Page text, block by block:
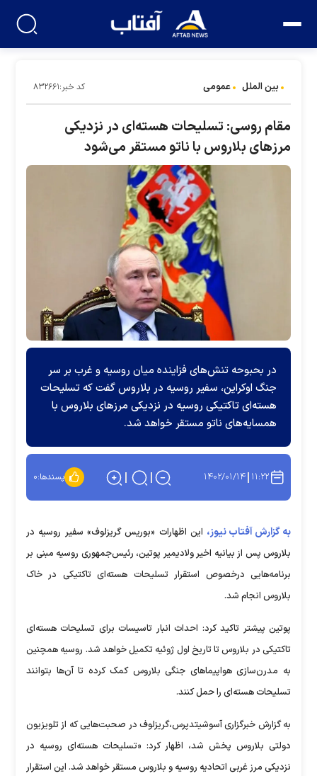
بین الملل عمومی کد خبر:۸۳۲۶۶۱
مقام روسی: تسلیحات هسته‌ای در نزدیکی
مرز‌های بلاروس با ناتو مستقر می‌شود
در بحبوحه تنش‌های فزاینده میان روسیه و غرب بر سر
جنگ اوکراین، سفیر روسیه در بلاروس گفت که تسلیحات
هسته‌ای تاکتیکی روسیه در نزدیکی مرز‌های بلاروس با
همسایه‌های ناتو مستقر خواهد شد.
۱۱:۲۲ ۱۴۰۲/۰۱/۱۴ پسندها:۰
به گزارش آفتاب نیوز، این اظهارات «بوریس گریزلوف» سفیر روسیه در
بلاروس پس از بیانیه اخیر ولادیمیر پوتین، رئیس‌جمهوری روسیه مبنی بر
برنامه‌هایی درخصوص استقرار تسلیحات هسته‌ای تاکتیکی در خاک
بلاروس انجام شد.
پوتین پیشتر تاکید کرد: احداث انبار تاسیسات برای تسلیحات هسته‌ای
تاکتیکی در بلاروس تا تاریخ اول ژوئیه تکمیل خواهد شد. روسیه همچنین
به مدرن‌سازی هواپیماهای جنگی بلاروس کمک کرده تا آن‌ها بتوانند
تسلیحات هسته‌ای را حمل کنند.
به گزارش خبرگزاری آسوشیتدپرس،گریزلوف در صحبت‌هایی که از تلویزیون
دولتی بلاروس پخش شد، اظهار کرد: «تسلیحات هسته‌ای روسیه در
نزدیکی مرز غربی اتحادیه روسیه و بلاروس مستقر خواهد شد. این استقرار